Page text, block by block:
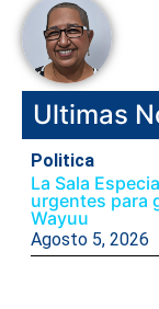
Ultimas
Politica
La Sala
urgentes para
Wayuu
Agosto 5, 2026